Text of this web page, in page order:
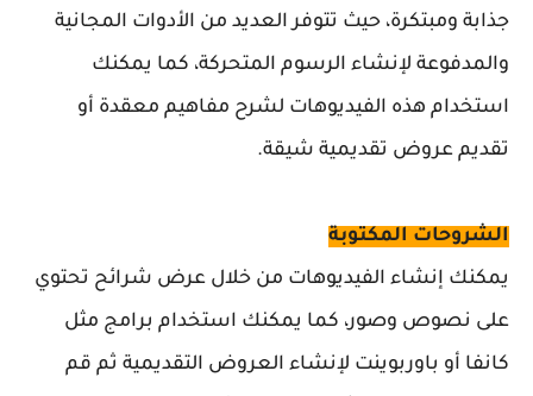
جذابة ومبتكرة، حيث تتوفر العديد من الأدوات المجانية
والمدفوعة لإنشاء الرسوم المتحركة، كما يمكنك
استخدام هذه الفيديوهات لشرح مفاهيم معقدة أو
تقديم عروض تقديمية شيقة.
الشروحات المكتوبة
يمكنك إنشاء الفيديوهات من خلال عرض شرائح تحتوي
على نصوص وصور، كما يمكنك استخدام برامج مثل
كانفا أو باوربوينت لإنشاء العروض التقديمية ثم قم